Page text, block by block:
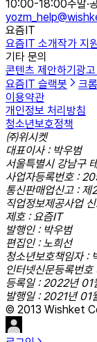
10:00-18:00주말·
요즘IT
요즘IT 소개작가 지
기타 문의
콘텐츠 제안하기 광고
요즘IT 슬랙봇
크
이용약관
개인정보 처리방침
청소년보호정책
㈜위시켓
대표이사 : 박우범
서울특별시 강남구
사업자등록번호 :
통신판매업신고 :
직업정보제공사업
제호 : 요즘IT
발행인 : 박우범
편집인 : 노희선
청소년보호책임자 :
인터넷신문등록번
등록일 : 2022년 01
발행일 : 2021년 01
© 2013 Wishket